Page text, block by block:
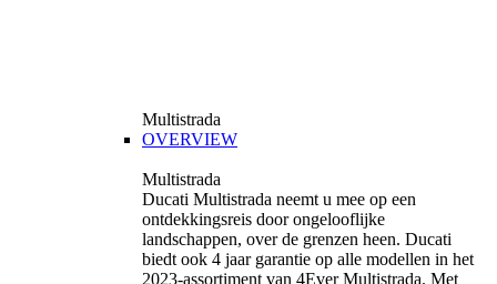
Multistrada
OVERVIEW
Multistrada
Ducati Multistrada neemt u mee op een
ontdekkingsreis door ongelooflijke
landschappen, over de grenzen heen. Ducati
biedt ook 4 jaar garantie op alle modellen in het
2023-assortiment van 4Ever Multistrada. Met